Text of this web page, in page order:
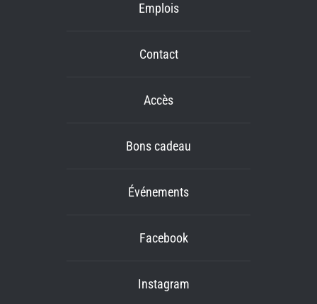
Emplois
Contact
Accès
Bons cadeau
Événements
Facebook
Instagram